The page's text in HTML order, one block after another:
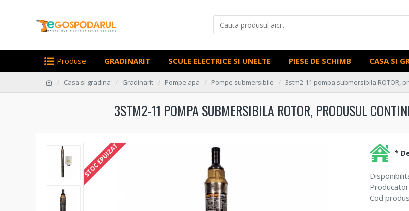
Produse GRADINARIT SCULE ELECTRICE SI UNELTE PIESE DE SCHIMB CASA SI
Casa si gradina Gradinarit Pompe apa Pompe submersibile 3stm2-11 pompa submersibila ROTOR,
3STM2-11 POMPA SUBMERSIBILA ROTOR, PRODUSUL
STOC EPUIZAT
Producator:
Cod
*